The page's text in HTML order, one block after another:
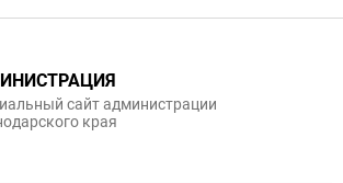
сайт администрации
края